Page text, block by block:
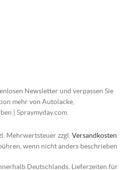
Newsletter und verpassen Sie
mehr von Autolacke,
| Spraymyday.com.
Mehrwertsteuer zzgl.Versandkosten
wenn nicht anders beschrieben
Deutschlands, Lieferzeiten für